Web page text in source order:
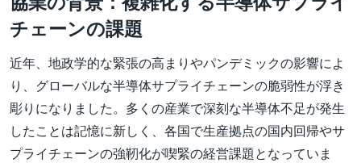
チェーンの課題
近年、地政学的な緊張の高まりやパンデミックの影響によ
り、グローバルな半導体サプライチェーンの脆弱性が浮き
彫りになりました。多くの産業で深刻な半導体不足が発生
したことは記憶に新しく、各国で生産拠点の国内回帰やサ
プライチェーンの強靭化が喫緊の経営課題となっていま